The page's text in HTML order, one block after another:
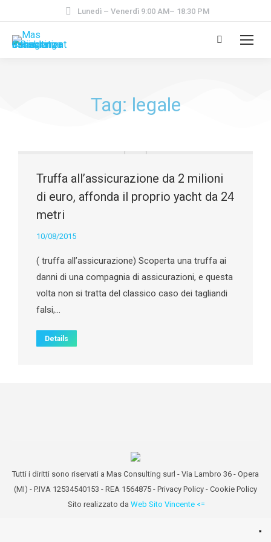
Lunedì – Venerdì 9:00 AM– 18:30 PM
Tag: legale
Truffa all’assicurazione da 2 milioni
di euro, affonda il proprio yacht da 24
metri
10/08/2015
( truffa all’assicurazione) Scoperta una truffa ai
danni di una compagnia di assicurazioni, e questa
volta non si tratta del classico caso dei tagliandi
falsi,…
Details
Tutti i diritti sono riservati a Mas Consulting surl - Via Lambro 36 - Opera
(MI) - P.IVA 12534540153 - REA 1564875 - Privacy Policy - Cookie Policy
Sito realizzato da Web Sito Vincente <=